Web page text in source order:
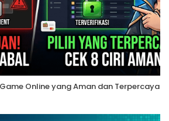
Online yang Aman dan Terpercaya